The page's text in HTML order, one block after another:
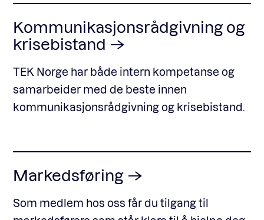
Kommunikasjonsrådgivning og
krisebistand
TEK Norge har både intern kompetanse og
samarbeider med de beste innen
kommunikasjonsrådgivning og krisebistand.
Markedsføring
Som medlem hos oss får du tilgang til